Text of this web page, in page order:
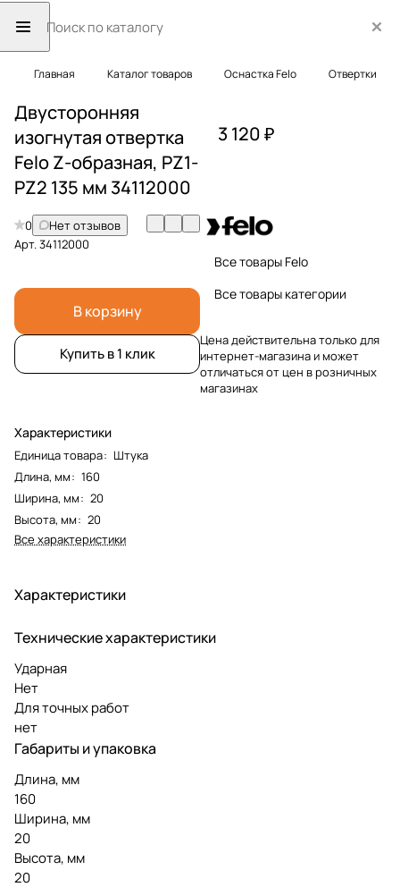
Главная Каталог товаров Оснастка Felo Отвертки
Двусторонняя
изогнутая отвертка
Felo Z-образная, PZ1-
PZ2 135 мм 34112000
0
Нет отзывов
Арт.34112000
В корзину
Купить в 1 клик
Характеристики
Единица товара: Штука
Длина, мм: 160
Ширина, мм: 20
Высота, мм: 20
Все характеристики
3 120 ₽
Все товары Felo
Все товары категории
Цена действительна только для
интернет-магазина и может
отличаться от цен в розничных
магазинах
Характеристики
Технические характеристики
Ударная
Нет
Для точных работ
нет
Габариты и упаковка
Длина, мм
160
Ширина, мм
20
Высота, мм
20